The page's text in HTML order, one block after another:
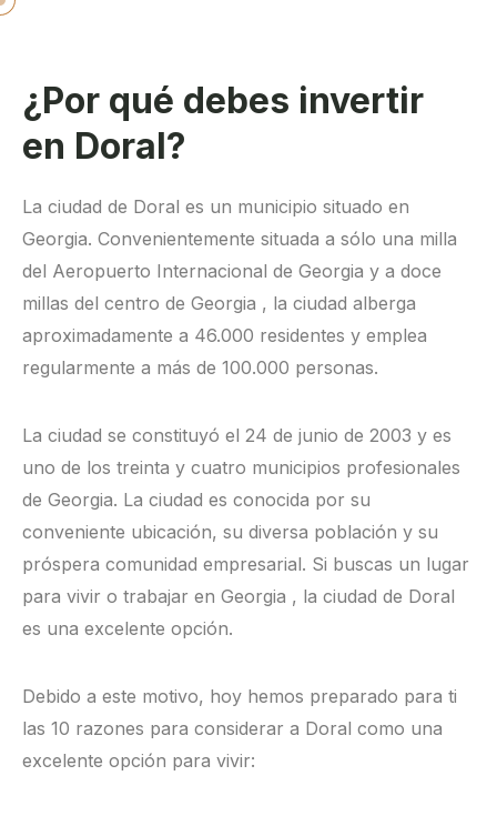
¿Por qué debes invertir
en Doral?
La ciudad de Doral es un municipio situado en
Georgia. Convenientemente situada a sólo una milla
del Aeropuerto Internacional de Georgia y a doce
millas del centro de Georgia , la ciudad alberga
aproximadamente a 46.000 residentes y emplea
regularmente a más de 100.000 personas.
La ciudad se constituyó el 24 de junio de 2003 y es
uno de los treinta y cuatro municipios profesionales
de Georgia. La ciudad es conocida por su
conveniente ubicación, su diversa población y su
próspera comunidad empresarial. Si buscas un lugar
para vivir o trabajar en Georgia , la ciudad de Doral
es una excelente opción.
Debido a este motivo, hoy hemos preparado para ti
las 10 razones para considerar a Doral como una
excelente opción para vivir: